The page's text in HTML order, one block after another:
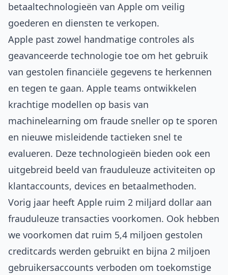
betaaltechnologieën van Apple om veilig
goederen en diensten te verkopen.
Apple past zowel handmatige controles als
geavanceerde technologie toe om het gebruik
van gestolen financiële gegevens te herkennen
en tegen te gaan. Apple teams ontwikkelen
krachtige modellen op basis van
machinelearning om fraude sneller op te sporen
en nieuwe misleidende tactieken snel te
evalueren. Deze technologieën bieden ook een
uitgebreid beeld van frauduleuze activiteiten op
klantaccounts, devices en betaalmethoden.
Vorig jaar heeft Apple ruim 2 miljard dollar aan
frauduleuze transacties voorkomen. Ook hebben
we voorkomen dat ruim 5,4 miljoen gestolen
creditcards werden gebruikt en bijna 2 miljoen
gebruikersaccounts verboden om toekomstige